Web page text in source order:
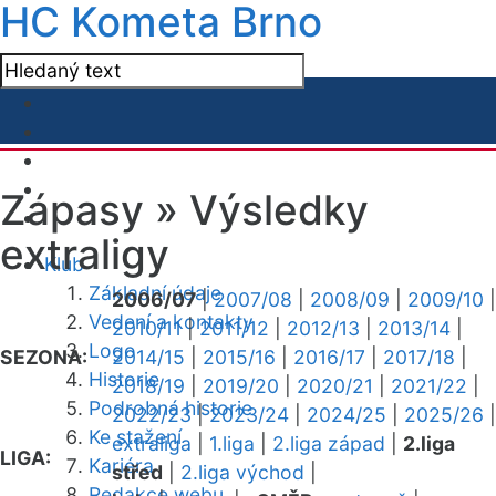
HC Kometa Brno
Klub
Základní údaje
Vedení a kontakty
Logo
Historie
Podrobná historie
Ke stažení
Kariéra
Zápasy » Výsledky
extraligy
SEZONA:
2006/07|2007/08 2008/09 2009/10
2010/11|2011/12 2012/13 2013/14
2014/15
2015/16 2016/17 2017/18
2018/19
2019/20 2020/21 2021/22
2022/23|2023/24 2024/25 2025/26
LIGA:
extraliga 1.liga 2.liga západ
2.liga
střed
2.liga východ